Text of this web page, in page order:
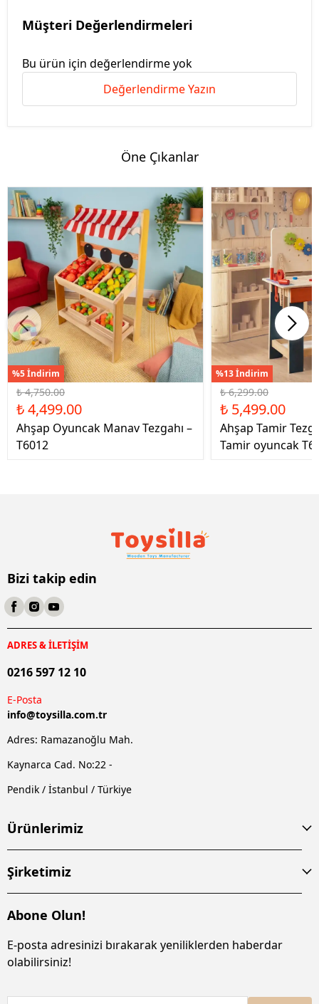
Müşteri Değerlendirmeleri
Bu ürün için değerlendirme yok
Değerlendirme Yazın
Öne Çıkanlar
%5 İndirim
₺ 4,750.00
₺ 4,499.00
Ahşap Oyuncak Manav Tezgahı –
T6012
%13 İndirim
₺ 6,299.00
₺ 5,499.00
Ahşap Tamir
Tamir oyuncak
Bizi takip edin
ADRES & İLETİŞİM
0216 597 12 10
E-Posta
info@toysilla.com.tr
Adres: Ramazanoğlu Mah.
Kaynarca Cad. No:22 -
Pendik / İstanbul / Türkiye
Ürünlerimiz
Şirketimiz
Abone Olun!
E-posta adresinizi bırakarak yeniliklerden haberdar
olabilirsiniz!